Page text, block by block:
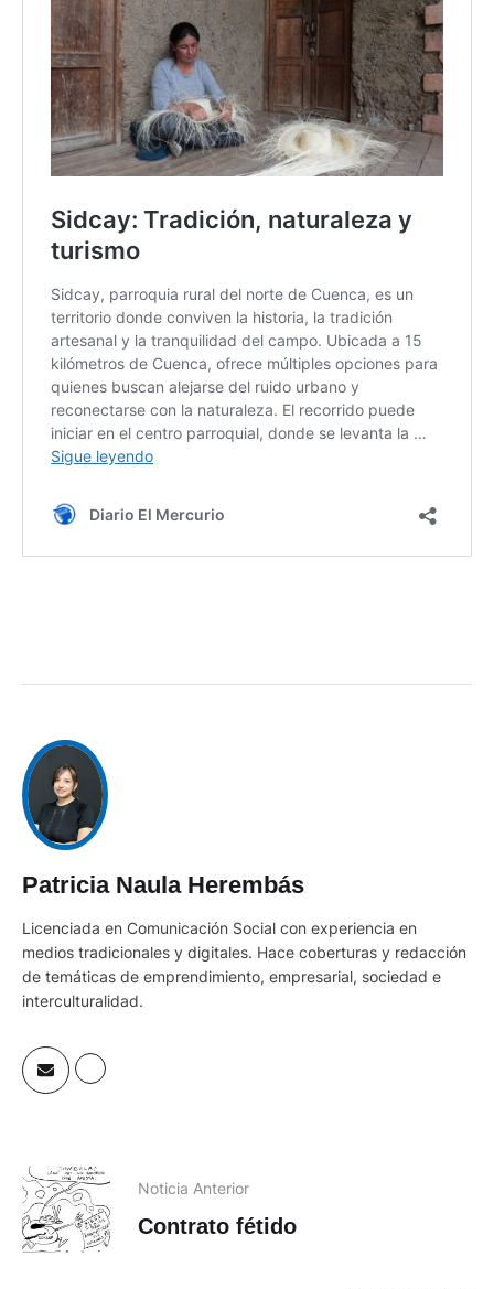
Patricia Naula Herembás
Licenciada en Comunicación Social con experiencia en
medios tradicionales y digitales. Hace coberturas y redacción
de temáticas de emprendimiento, empresarial, sociedad e
interculturalidad.
Contrato fétido